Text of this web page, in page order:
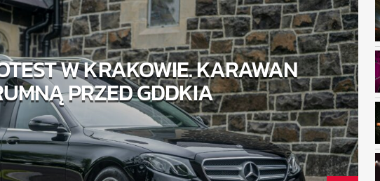
W KRAKOWIE. KARAWAN
PRZED GDDKIA